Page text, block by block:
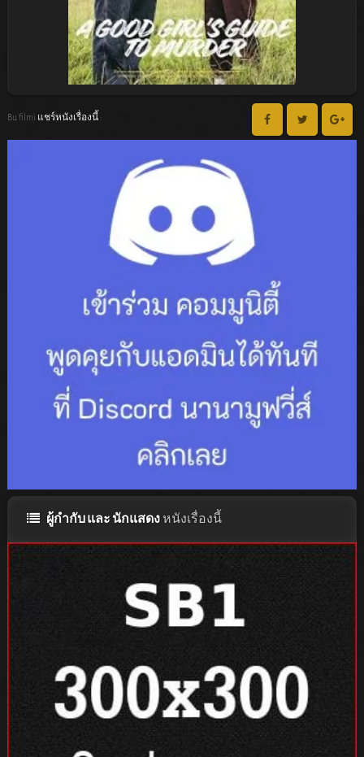
Bu filmi แชร์หนังเรื่องนี้ :
ผู้กำกับ และ นักแสดงหนังเรื่องนี้